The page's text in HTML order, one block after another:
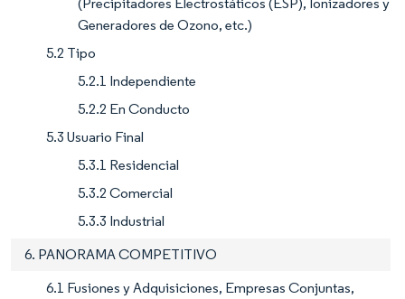
Generadores de Ozono, etc.)
5.2 Tipo
5.2.1 Independiente
5.2.2 En Conducto
5.3 Usuario Final
5.3.1 Residencial
5.3.2 Comercial
5.3.3 Industrial
6. PANORAMA COMPETITIVO
6.1 Fusiones y Adquisiciones, Empresas Conjuntas,